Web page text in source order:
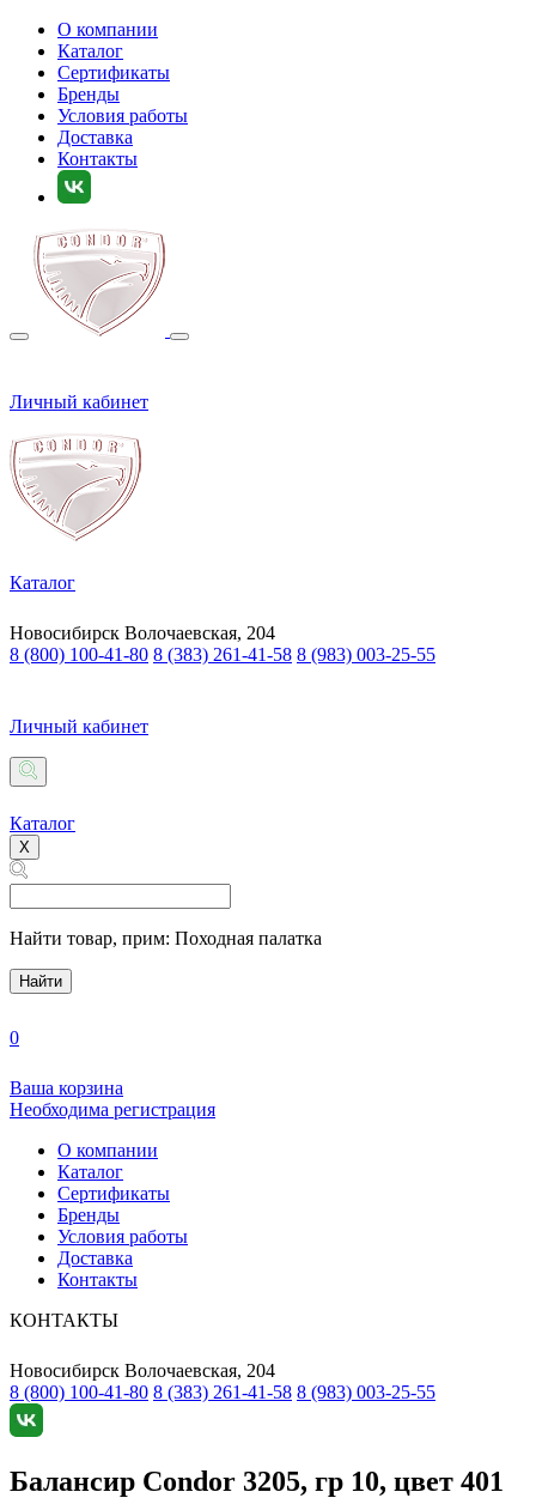
О компании
Каталог
Сертификаты
Бренды
Условия работы
Доставка
Контакты
Личный кабинет
Каталог
Новосибирск Волочаевская, 204
8 (800) 100-41-80 8 (383) 261-41-58 8 (983) 003-25-55
Личный кабинет
Каталог
X
Найти товар, прим: Походная палатка
Найти
0
Ваша корзина
Необходима регистрация
О компании
Каталог
Сертификаты
Бренды
Условия работы
Доставка
Контакты
КОНТАКТЫ
Новосибирск Волочаевская, 204
8 (800) 100-41-80 8 (383) 261-41-58 8 (983) 003-25-55
Балансир Condor 3205, гр 10, цвет 401